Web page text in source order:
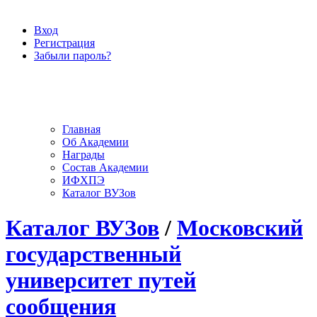
Вход
Регистрация
Забыли пароль?
Главная
Об Академии
Награды
Состав Академии
ИФХПЭ
Каталог ВУЗов
Каталог ВУЗов / Московский
государственный
университет путей
сообщения